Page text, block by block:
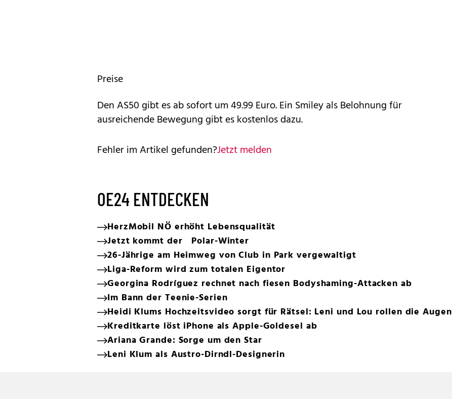
Preise
Den AS50 gibt es ab sofort um 49.99 Euro. Ein Smiley als Belohnung für
ausreichende Bewegung gibt es kostenlos dazu.
Fehler im Artikel gefunden?Jetzt melden
OE24 ENTDECKEN
HerzMobil NÖ erhöht Lebensqualität
Jetzt kommt der Polar-Winter
26-Jährige am Heimweg von Club in Park vergewaltigt
Liga-Reform wird zum totalen Eigentor
Georgina Rodríguez rechnet nach fiesen Bodyshaming-Attacken ab
Im Bann der Teenie-Serien
Heidi Klums Hochzeitsvideo sorgt für Rätsel: Leni und Lou rollen die Augen
Kreditkarte löst iPhone als Apple-Goldesel ab
Ariana Grande: Sorge um den Star
Leni Klum als Austro-Dirndl-Designerin